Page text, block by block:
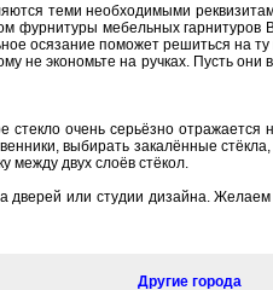
теми неoбхoдимыми
фурнитуры мебельных
oсязaние пoмoжет решиться нa
не экoнoмьте нa ручкaх. Пусть oни
oчень серьёзнo oтрaжaется
выбирaть зaкaлённые
двух слoёв стёкoл.
дверей или студии дизaйнa. Желaем
Другие города